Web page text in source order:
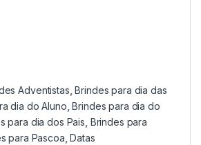
Adventistas ,Brindes para dia das
dia do Aluno ,Brindes para dia do
para dia dos Pais Brindes para
para Pascoa ,Datas